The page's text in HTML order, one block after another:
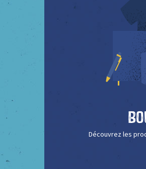
Découvrez les